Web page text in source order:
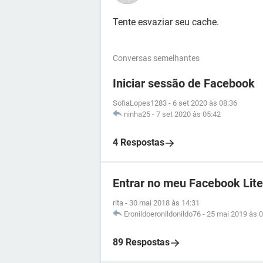
Tente esvaziar seu cache.
Conversas semelhantes
Iniciar sessão de Facebook
SofiaLopes1283 - 6 set 2020 às 08:36
ninha25 - 7 set 2020 às 05:42
4 Respostas
Entrar no meu Facebook Lite
rita - 30 mai 2018 às 14:31
Eronildoeronildonildo76 - 25 mai 2019 às
89 Respostas